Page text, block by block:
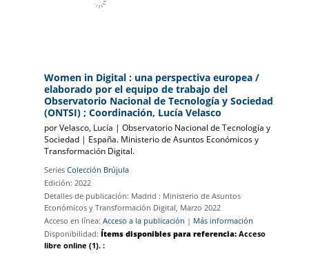
Women in Digital : una perspectiva europea/
elaborado por el equipo de trabajo del
Observatorio Nacional de Tecnología y Sociedad
(ONTSI) ; Coordinación, Lucía Velasco
porVelasco, Lucía |Observatorio Nacional de Tecnología y
Sociedad | España. Ministerio de Asuntos Económicos y
Transformación Digital.
SeriesColección Brújula
Edición: 2022
Detalles de publicación: Madrid : Ministerio de Asuntos
Económicos y Transformación Digital, Marzo 2022
Acceso en línea:Acceso a la publicación | Más información
Disponibilidad:Ítems disponibles para referencia:Acceso
libre online (1).: